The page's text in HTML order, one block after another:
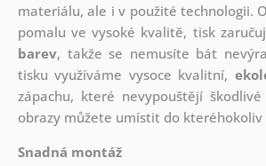
materiálu, ale i v použité technologii.
pomalu ve vysoké kvalitě, tisk
barev, takže se nemusíte bát
tisku využíváme vysoce kvalitní,
zápachu, které nevypouštějí
obrazy můžete umístit do kteréhokoliv
Snadná montáž